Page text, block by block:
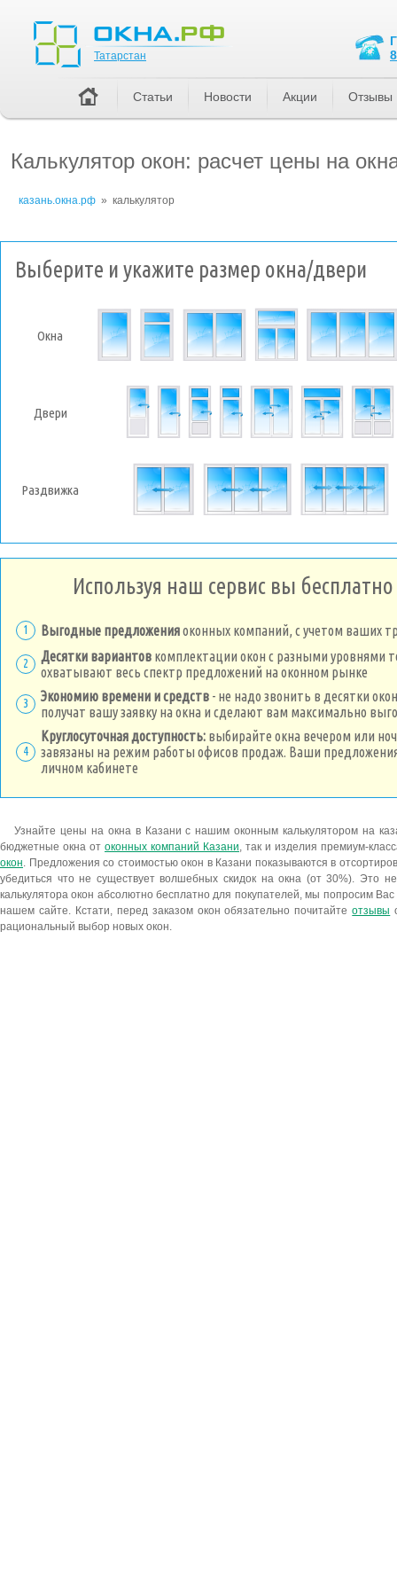
Калькулятор окон: расчет цены на
казань.окна.рф » калькулятор
Выберите и укажите размер окна/двери
Окна
Двери
Раздвижка
Используя наш сервис вы
1 Выгодные предложенияоконных компаний, с учетом ваших
2 Десятки вариантов комплектации окон с разными уровнями
охватывают весь спектр предложений на оконном рынке
3 Экономию времени и средств - не надо звонить в десятки
получат вашу заявку на окна и сделают вам максимально
4
Круглосуточная доступность: выбирайте окна вечером или
завязаны на режим работы офисов продаж. Ваши
личном кабинете
Узнайте цены на окна в Казани с нашим оконным калькулятором на
бюджетные окна от оконных компаний Казани, так и изделия премиум-
окон. Предложения со стоимостью окон в Казани показываются в
убедиться что не существует волшебных скидок на окна (от 30%). Это
калькулятора окон абсолютно бесплатно для покупателей, мы попросим
нашем сайте. Кстати, перед заказом окон обязательно почитайтеотзывы
рациональный выбор новых окон.
Татарстан
Статьи Новости Акции Отзывы